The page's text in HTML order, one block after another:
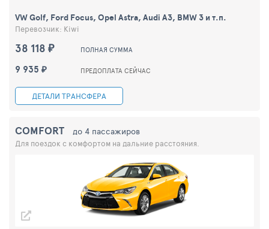
38 118 ₽ ПОЛНАЯ СУММА
9 935 ₽ ПРЕДОПЛАТА СЕЙЧАС
ДЕТАЛИ ТРАНСФЕРА
VW Golf, Ford Focus, Opel Astra, Audi A3, BMW 3 и т.п.
Перевозчик: Kiwi
COMFORT до 4 пассажиров
Для поездок с комфортом на дальние расстояния.